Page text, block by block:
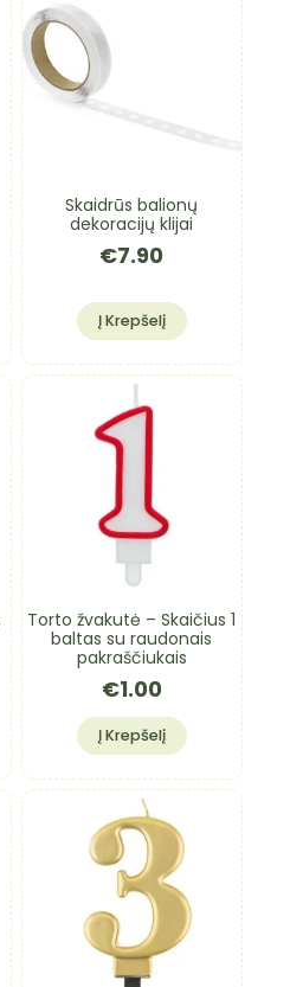
Skaidrūs balionų
dekoracijų klijai
€7.90
Į Krepšelį
Torto žvakutė – Skaičius 1
baltas su raudonais
pakraščiukais
€1.00
Į Krepšelį